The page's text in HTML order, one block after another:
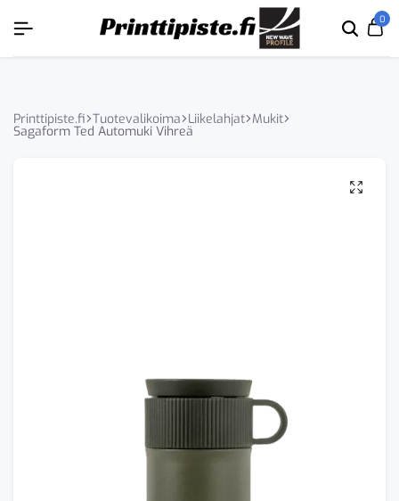
Etsi
0
Printtipiste.fi Tuotevalikoima Liikelahjat Mukit
Sagaform Ted Automuki Vihreä